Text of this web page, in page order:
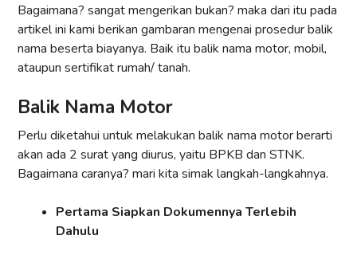
Bagaimana? sangat mengerikan bukan? maka dari itu pada
artikel ini kami berikan gambaran mengenai prosedur balik
nama beserta biayanya. Baik itu balik nama motor, mobil,
ataupun sertifikat rumah/ tanah.
Balik Nama Motor
Perlu diketahui untuk melakukan balik nama motor berarti
akan ada 2 surat yang diurus, yaitu BPKB dan STNK.
Bagaimana caranya? mari kita simak langkah-langkahnya.
Pertama Siapkan Dokumennya Terlebih
Dahulu